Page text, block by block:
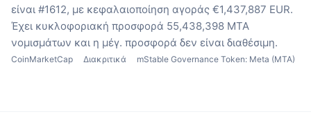
είναι #1612, με κεφαλαιοποίηση αγοράς €1,437,887 EUR.
Έχει κυκλοφοριακή προσφορά 55,438,398 MTA
νομισμάτων και η μέγ. προσφορά δεν είναι διαθέσιμη.
CoinMarketCap Διακριτικά mStable Governance Token: Meta (MTA)